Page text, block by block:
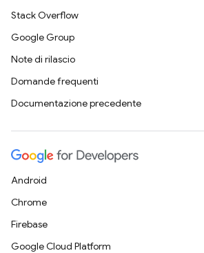
Stack Overflow
Google Group
Note di rilascio
Domande frequenti
Documentazione precedente
Android
Chrome
Firebase
Google Cloud Platform